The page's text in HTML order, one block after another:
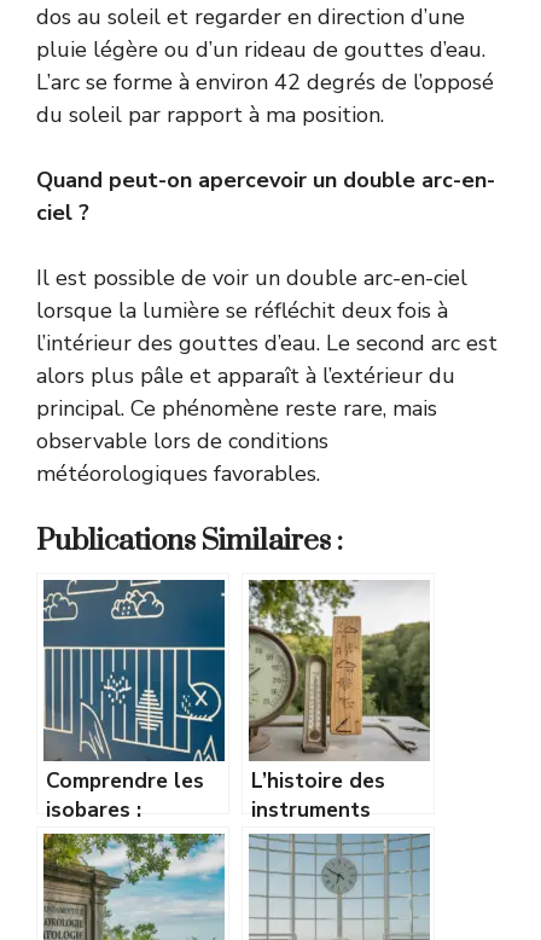
dos au soleil et regarder en direction d’une
pluie légère ou d’un rideau de gouttes d’eau.
L’arc se forme à environ 42 degrés de l’opposé
du soleil par rapport à ma position.
Quand peut-on apercevoir un double arc-en-
ciel ?
Il est possible de voir un double arc-en-ciel
lorsque la lumière se réfléchit deux fois à
l’intérieur des gouttes d’eau. Le second arc est
alors plus pâle et apparaît à l’extérieur du
principal. Ce phénomène reste rare, mais
observable lors de conditions
météorologiques favorables.
Publications Similaires :
Comprendre les
isobares :
comment lire une
carte de pression
comme un pro
L’histoire des
instruments
météo : du
baromètre à
Torricelli